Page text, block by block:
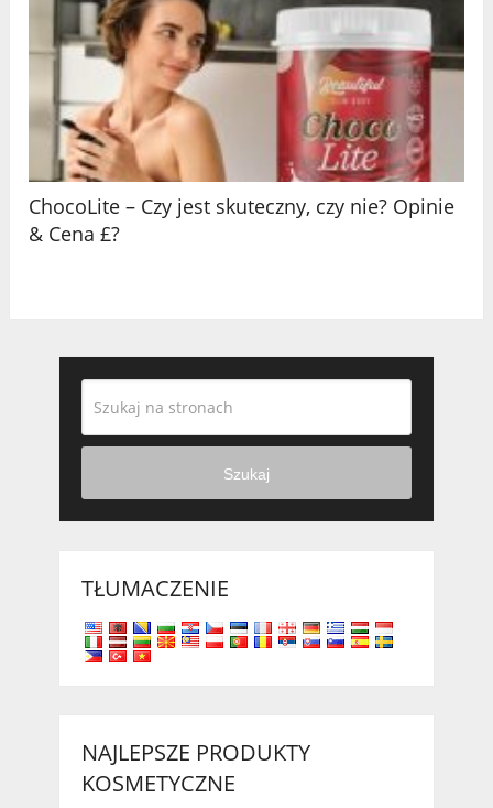
ChocoLite – Czy jest skuteczny, czy nie? Opinie
& Cena £?
Szukaj
TŁUMACZENIE
NAJLEPSZE PRODUKTY
KOSMETYCZNE